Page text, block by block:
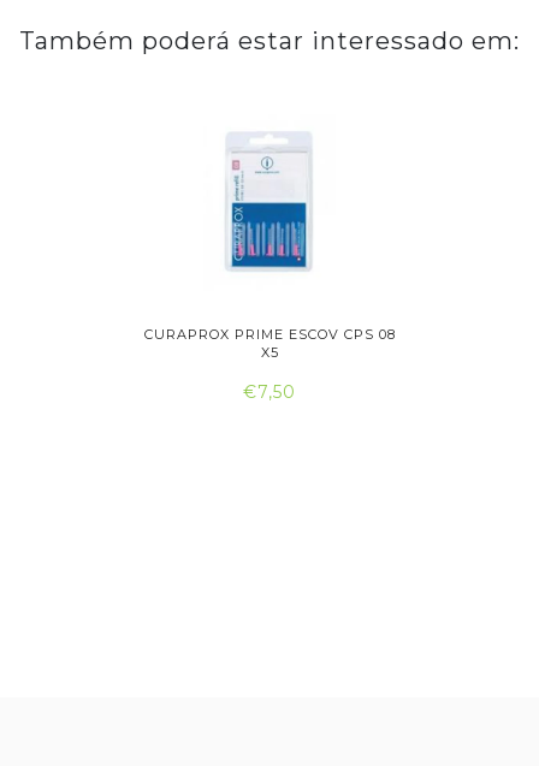
Também poderá estar interessado em:
CURAPROX PRIME ESCOV CPS 08
X5
€7,50